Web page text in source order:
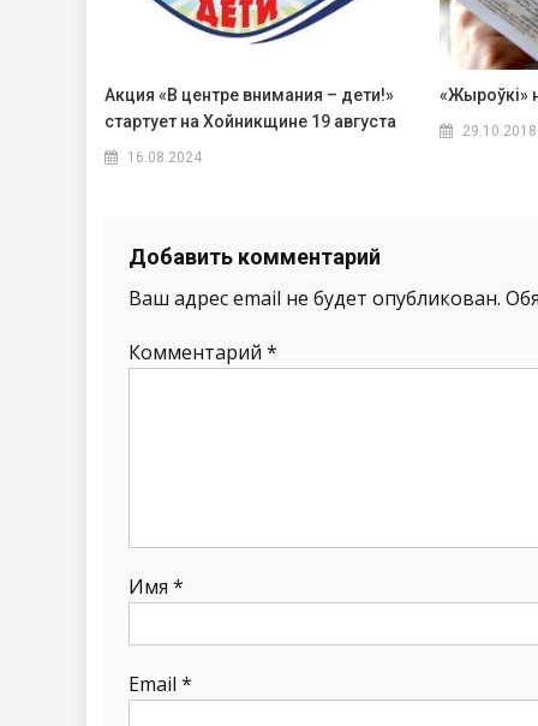
Акция «В центре внимания – дети!»
стартует на Хойникщине 19 августа
16.08.2024
«Жыроўкі»
29.10.2018
Добавить комментарий
Ваш адрес email не будет опубликован.
Комментарий *
Имя *
Email *